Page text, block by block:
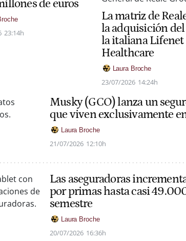
de euros
23:14h
La matriz de
la adquisición del
la italiana Lifenet
Healthcare
Laura Broche
23/07/2026 14:24h
Musky (GCO) lanza un
que viven exclusivamente
Laura Broche
21/07/2026 12:10h
Las aseguradoras
por primas hasta casi
semestre
Laura Broche
20/07/2026 16:36h